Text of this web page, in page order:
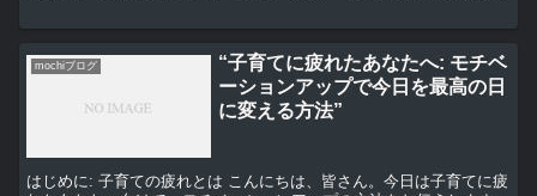
mochiブログ
“子育てに疲れたあなたへ: モチベ
ーションアップで今日を最高の日
に変える方法”
はじめに: 子育ての疲れとは こんにちは、皆さん。今日は子育てに疲